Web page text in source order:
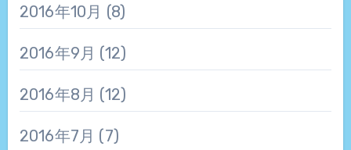
2016年10月 (8)
2016年9月 (12)
2016年8月 (12)
2016年7月 (7)